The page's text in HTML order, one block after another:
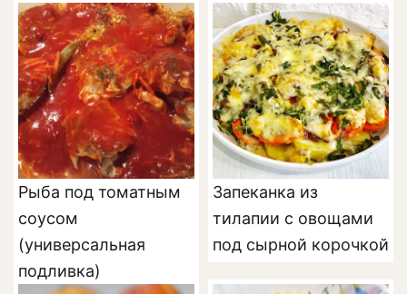
Рыба под томатным
соусом
(универсальная
подливка)
Запеканка из
тилапии с овощами
под сырной корочкой